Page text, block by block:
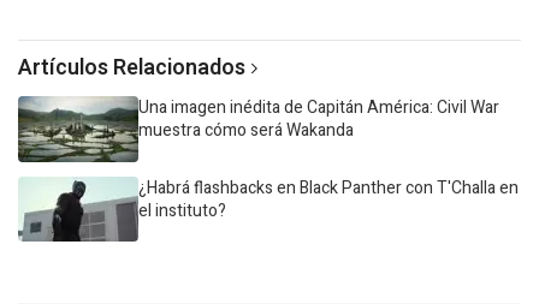
Artículos Relacionados
Una imagen inédita de Capitán América: Civil War
muestra cómo será Wakanda
¿Habrá flashbacks en Black Panther con T'Challa en
el instituto?